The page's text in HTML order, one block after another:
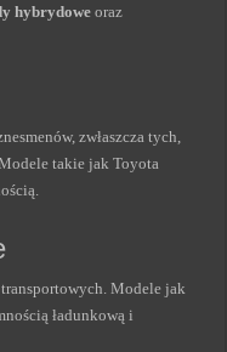
hybrydowe oraz
zwłaszcza tych,
takie jak Toyota
Modele jak
ładunkową i